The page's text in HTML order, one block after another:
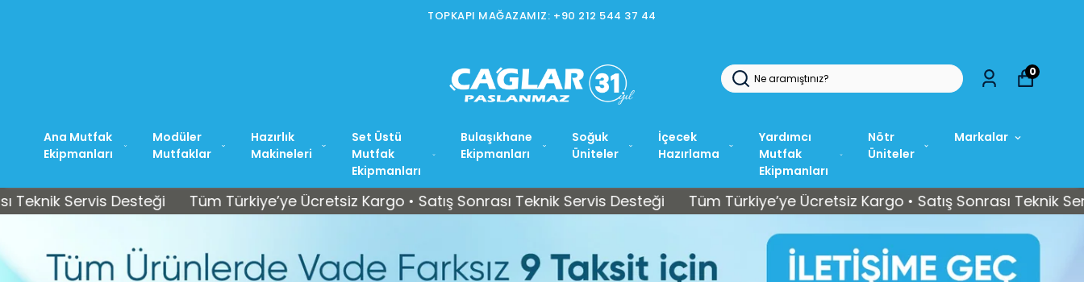
İSTOÇ MAĞAZAMIZ: +90 212 565 15 37
Ana Mutfak
Ekipmanları
Modüler
Mutfaklar
Hazırlık
Makineleri
Set Üstü
Mutfak
Ekipmanları
Bulaşıkhane
Ekipmanları
Soğuk
Üniteler
İçecek
Hazırlama
Yardımcı
Mutfak
Ekipmanları
Nötr
Üniteler
Markalar
0
Desteği Tüm Türkiye’ye Ücretsiz Kargo • Satış Sonrası Teknik Servis Desteği Tüm Türkiye’ye Ücretsiz Kargo • Satış Sonrası Teknik Servis